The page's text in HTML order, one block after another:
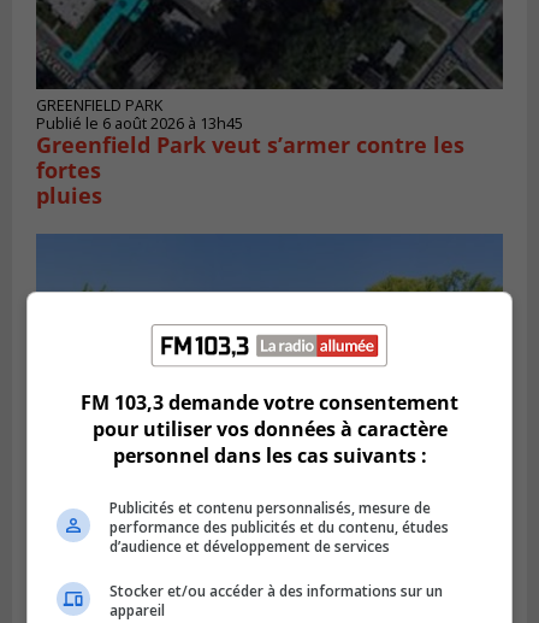
GREENFIELD PARK
Publié le 6 août 2026 à 13h45
Greenfield Park veut s’armer contre les
fortes
pluies
SAINT-HUBERT
Longueuil injecte 1,5 M$ pour moderniser
deux stations de pompage
FM 103,3 demande votre consentement
pour utiliser vos données à caractère
personnel dans les cas suivants :
Publicités et contenu personnalisés, mesure de
performance des publicités et du contenu, études
d’audience et développement de services
Stocker et/ou accéder à des informations sur un
appareil